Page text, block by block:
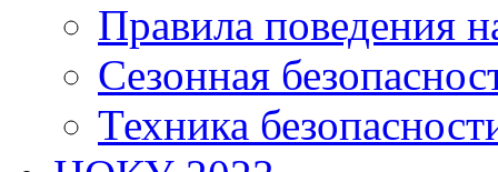
Правила поведения
Сезонная
Техника